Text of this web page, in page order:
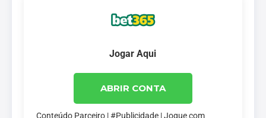
Jogar Aqui
ABRIR CONTA
Conteúdo Parceiro | #Publicidade | Jogue com